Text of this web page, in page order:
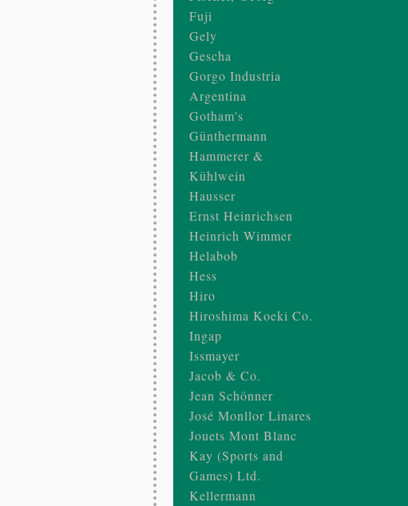
Fuji
Gely
Gescha
Gorgo Industria
Argentina
Gotham's
Günthermann
Hammerer &
Kühlwein
Hausser
Ernst Heinrichsen
Heinrich Wimmer
Helabob
Hess
Hiro
Hiroshima Koeki Co.
Ingap
Issmayer
Jacob & Co.
Jean Schönner
José Monllor Linares
Jouets Mont Blanc
Kay (Sports and
Games) Ltd.
Kellermann